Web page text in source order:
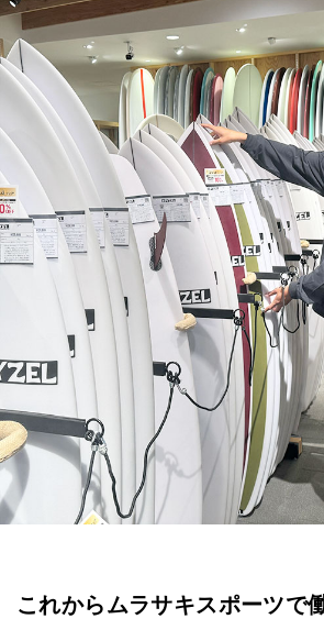
これからムラサキスポーツで